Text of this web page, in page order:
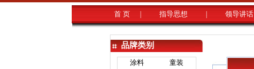
首 页 指导思想 领导讲话
品牌类别
涂料
童装